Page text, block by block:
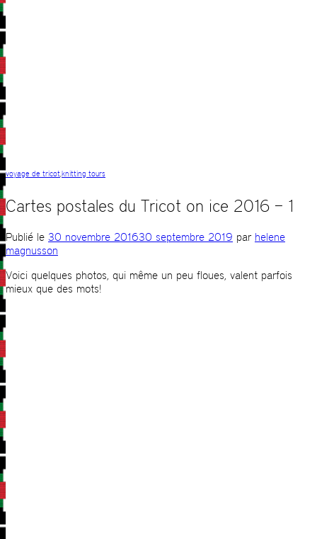
voyage de tricot,knitting tours
Cartes postales du Tricot on ice 2016 – 1
Publié le 30 novembre 201630 septembre 2019 par helene
magnusson
Voici quelques photos, qui même un peu floues, valent parfois
mieux que des mots!